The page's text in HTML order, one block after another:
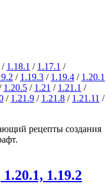
/ 1.18.1 / 1.17.1 /
/ 1.19.3 / 1.19.4 / 1.20.1
1.20.5 / 1.21 / 1.21.1 /
/ 1.21.9 / 1.21.8 / 1.21.11 /
рецепты создания
1.19.2